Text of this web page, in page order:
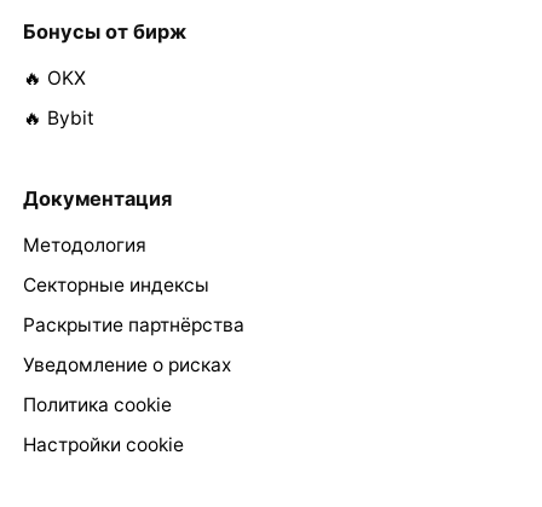
Бонусы от бирж
🔥 OKX
🔥 Bybit
Документация
Методология
Секторные индексы
Раскрытие партнёрства
Уведомление о рисках
Политика cookie
Настройки cookie